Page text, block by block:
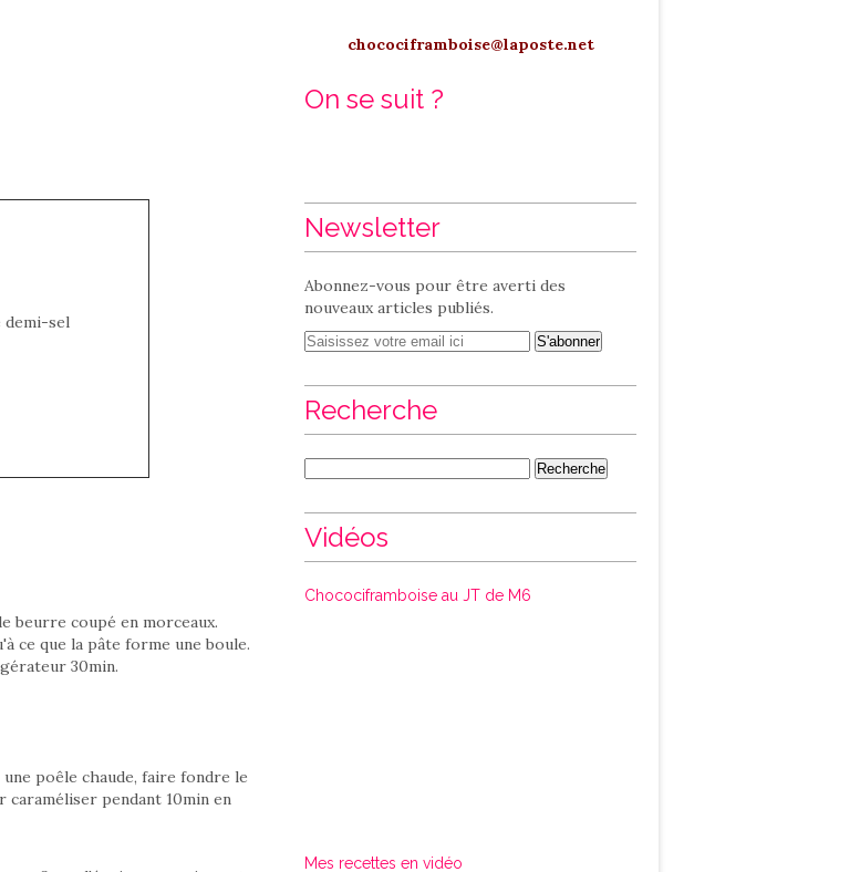
demi-sel
beurre coupé en morceaux.
ce que la pâte forme une boule.
30min.
poêle chaude, faire fondre le
pendant 10min en
chocociframboise@laposte.net
On se suit ?
Newsletter
Abonnez-vous pour être averti des
nouveaux articles publiés.
Recherche
Vidéos
Chocociframboise au JT de M6
Mes recettes en vidéo